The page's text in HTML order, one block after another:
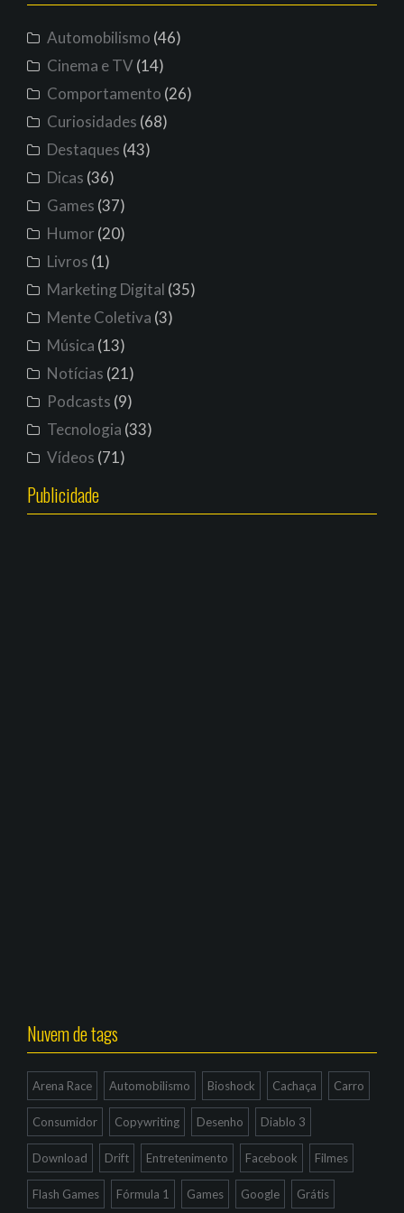
Automobilismo (46)
Cinema e TV(14)
Comportamento (26)
Curiosidades (68)
Destaques (43)
Dicas (36)
Games (37)
Humor (20)
Livros (1)
Marketing Digital (35)
Mente Coletiva (3)
Música (13)
Notícias (21)
Podcasts (9)
Tecnologia (33)
Vídeos (71)
Publicidade
Nuvem de tags
Arena Race Automobilismo Bioshock Cachaça Carro
Consumidor Copywriting Desenho Diablo 3
Download Drift Entretenimento Facebook Filmes
Flash Games Fórmula 1 Games Google Grátis